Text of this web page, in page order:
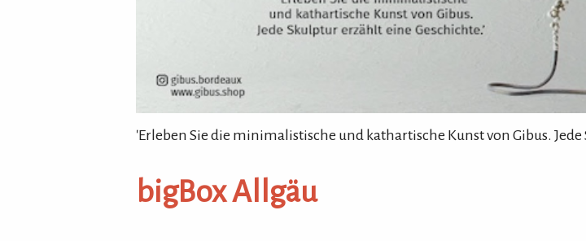
'Erleben Sie die minimalistische und kathartische Kunst von Gibus.
bigBox Allgäu